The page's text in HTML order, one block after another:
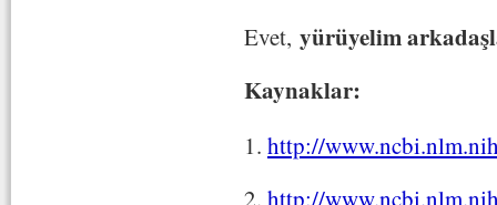
Evet, yürüyelim
Kaynaklar:
1. http://
2. http://